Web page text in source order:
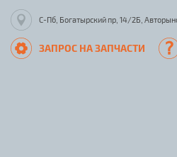
С-Пб, Богатырский пр, 14/2Б,
ЗАПРОС НА ЗАПЧАСТИ